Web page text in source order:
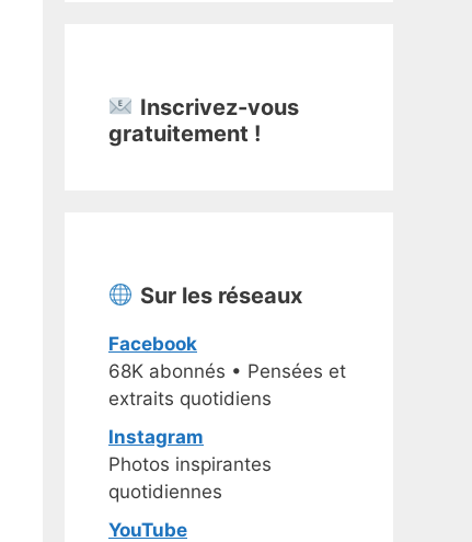
Inscrivez-vous
gratuitement !
Sur les réseaux
Facebook
68K abonnés • Pensées et
extraits quotidiens
Instagram
Photos inspirantes
quotidiennes
YouTube